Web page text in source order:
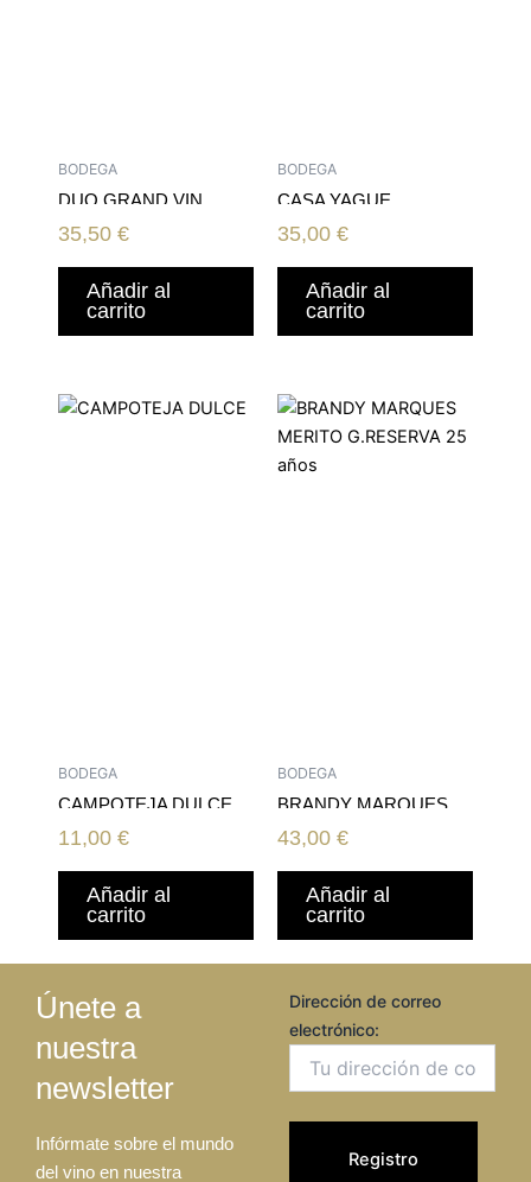
BODEGA
DUO GRAND VIN
BLANC
35,50€
Añadir al
carrito
BODEGA
CASA YAGUE
CHARDONNAY 18
35,00 €
Añadir al
carrito
BODEGA
CAMPOTEJA DULCE
11,00€
Añadir al
carrito
BODEGA
BRANDY MARQUES
MERITO G.RESERVA
43,00 €
Añadir al
carrito
Únete a
nuestra
newsletter
Infórmate sobre el mundo
del vino en nuestra
Dirección de correo
electrónico: